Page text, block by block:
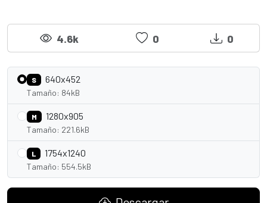
4.6k 0 0
S 640x452
Tamaño: 84kB
M 1280x905
Tamaño: 221.6kB
L 1754x1240
Tamaño: 554.5kB